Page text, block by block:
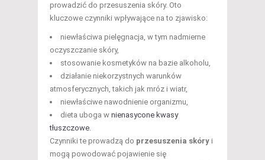
prowadzić do przesuszenia skóry. Oto
kluczowe czynniki wpływające na to zjawisko:
niewłaściwa pielęgnacja, w tym nadmierne
oczyszczanie skóry,
stosowanie kosmetyków na bazie alkoholu,
działanie niekorzystnych warunków
atmosferycznych, takich jak mróz i wiatr,
niewłaściwe nawodnienie organizmu,
dieta uboga w nienasycone kwasy
tłuszczowe.
Czynniki te prowadzą do przesuszenia skóry i
mogą powodować pojawienie się